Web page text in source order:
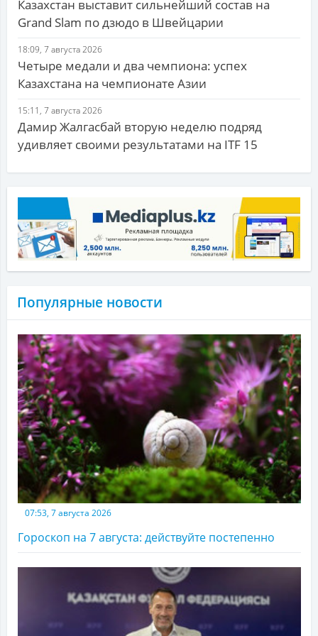
Казахстан выставит сильнейший состав на
Grand Slam по дзюдо в Швейцарии
18:09, 7 августа 2026
Четыре медали и два чемпиона: успех
Казахстана на чемпионате Азии
15:11, 7 августа 2026
Дамир Жалгасбай вторую неделю подряд
удивляет своими результатами на ITF 15
Популярные новости
07:53, 7 августа 2026
Гороскоп на 7 августа: действуйте постепенно